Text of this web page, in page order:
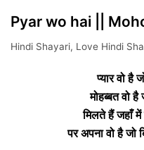
Pyar wo hai ||
Hindi Shayari, Love Hindi
प्यार वो है
मोहब्बत वो
मिलते हैं जहाँ
पर अपना वो है